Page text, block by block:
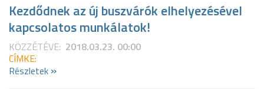
Kezdődnek az új buszvárók elhelyezésével
kapcsolatos munkálatok!
KÖZZÉTÉVE: 2018.03.23. 00:00
CÍMKE:
Részletek »